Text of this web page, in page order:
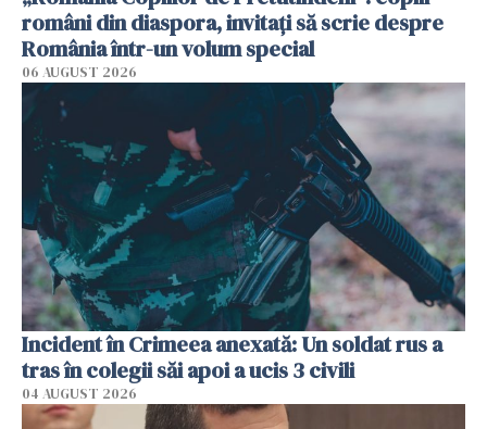
români din diaspora, invitați să scrie despre
România într-un volum special
06 AUGUST 2026
Incident în Crimeea anexată: Un soldat rus a
tras în colegii săi apoi a ucis 3 civili
04 AUGUST 2026